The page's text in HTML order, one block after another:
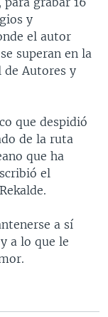
y
el autor
superan en la
de Autores y
que despidió
de la ruta
que ha
el
a sí
a lo que le